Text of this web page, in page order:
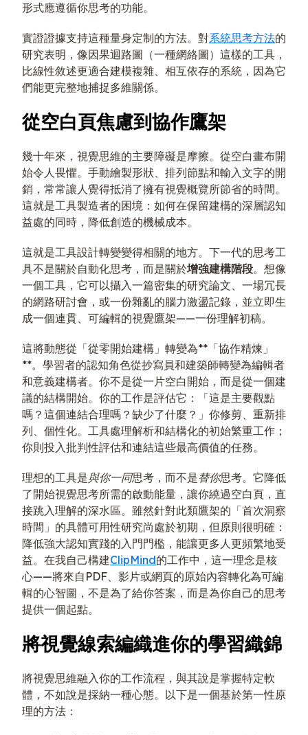
形式應遵循你思考的功能。
實證證據支持這種量身定制的方法。對系統思考方法的
研究表明，像因果迴路圖（一種網絡圖）這樣的工具，
比線性敘述更適合建模複雜、相互依存的系統，因為它
們能更完整地捕捉多維關係。
從空白頁焦慮到協作鷹架
幾十年來，視覺思維的主要障礙是摩擦。從空白畫布開
始令人畏懼。手動繪製形狀、排列節點和輸入文字的開
銷，常常讓人覺得抵消了擁有視覺概覽所節省的時間。
這就是工具製造者的困境：如何在保留建構的深層認知
益處的同時，降低創造的機械成本。
這就是工具設計轉變變得相關的地方。下一代的思考工
具不是關於自動化思考，而是關於增強建構階段。想像
一個工具，它可以攝入一篇密集的研究論文、一場冗長
的網路研討會，或一份雜亂的腦力激盪記錄，並立即生
成一個連貫、可編輯的視覺鷹架——一份理解初稿。
這將動態從「從零開始建構」轉變為**「協作精煉」
**。學習者的認知角色從抄寫員和建築師轉變為編輯者
和意義建構者。你不是從一片空白開始，而是從一個建
議的結構開始。你的工作是評估它：「這是主要觀點
嗎？這個連結合理嗎？缺少了什麼？」你修剪、重新排
列、個性化。工具處理解析和結構化的初始繁重工作；
你則投入批判性評估和連結這些最高價值的任務。
理想的工具是與你一同思考，而不是替你思考。它降低
了開始視覺思考所需的啟動能量，讓你繞過空白頁，直
接跳入理解的深水區。雖然針對此類鷹架的「首次洞察
時間」的具體可用性研究尚處於初期，但原則很明確：
降低強大認知實踐的入門門檻，能讓更多人更頻繁地受
益。在我自己構建ClipMind的工作中，這一理念是核
心——將來自PDF、影片或網頁的原始內容轉化為可編
輯的心智圖，不是為了給你答案，而是為你自己的思考
提供一個起點。
將視覺線索編織進你的學習織錦
將視覺思維融入你的工作流程，與其說是掌握特定軟
體，不如說是採納一種心態。以下是一個基於第一性原
理的方法：